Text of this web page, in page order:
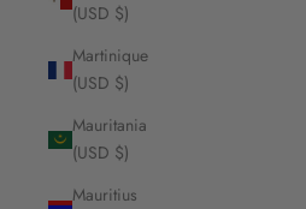
(USD $)
Martinique
(USD $)
Mauritania
(USD $)
Mauritius